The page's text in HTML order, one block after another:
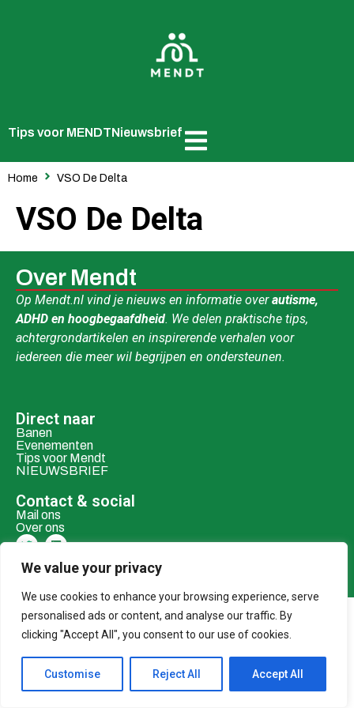
We value your privacy
We use cookies to enhance your browsing experience, serve
personalised ads or content, and analyse our traffic. By
clicking "Accept All", you consent to our use of cookies.
Customise Reject All Accept All
Tips voor MENDTNieuwsbrief
Home VSO De Delta
VSO De Delta
Over Mendt
Op Mendt.nl vind je nieuws en informatie overautisme,
ADHD en hoogbegaafdheid. We delen praktische tips,
achtergrondartikelen en inspirerende verhalen voor
iedereen die meer wil begrijpen en ondersteunen.
Direct naar
Banen
Evenementen
Tips voor Mendt
NIEUWSBRIEF
Contact & social
Mail ons
Over ons
Adverteren
Donaties
© 2026 MENDT